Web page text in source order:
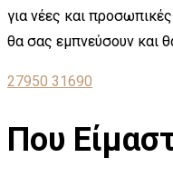
για νέες και
θα σας εμπνεύσουν και
27950 31690
Που